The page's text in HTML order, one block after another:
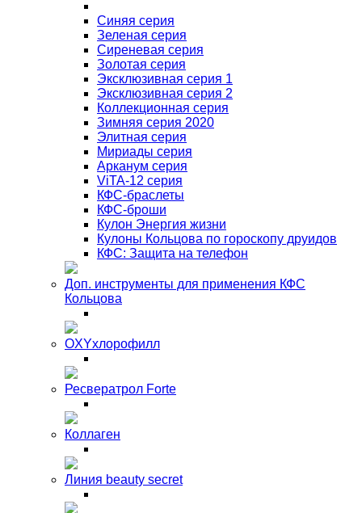
Синяя серия
Зеленая серия
Сиреневая серия
Золотая серия
Эксклюзивная серия 1
Эксклюзивная серия 2
Коллекционная серия
Зимняя серия 2020
Элитная серия
Мириады серия
Арканум серия
ViTA-12 серия
КФС-браслеты
КФС-броши
Кулон Энергия жизни
Кулоны Кольцова по гороскопу друидов
КФС: Защита на телефон
Доп. инструменты для применения КФС
Кольцова
OXYхлорофилл
Ресвератрол Forte
Коллаген
Линия beauty secret